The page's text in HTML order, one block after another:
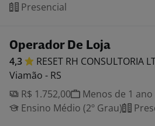
Presencial
Operador De Loja
4,3 RESET RH CONSULTORIA
Viamão - RS
R$ 1.752,00
Menos de 1 ano
Ensino Médio (2º Grau)